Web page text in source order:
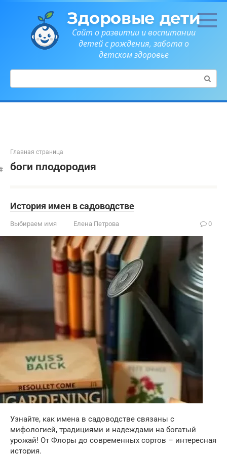
Здоровые дети
Сайт о развитии и воспитании
детей с рождения, забота о
детском здоровье
Поиск:
Главная страница
боги плодородия
История имен в садоводстве
Выбираем имя Елена Петрова 0
Узнайте, как имена в садоводстве связаны с
мифологией, традициями и надеждами на богатый
урожай! От Флоры до современных сортов – интересная
история.